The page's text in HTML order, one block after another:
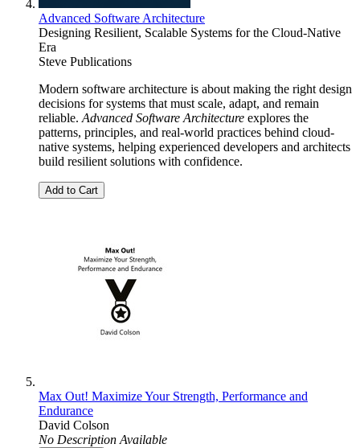
Advanced Software Architecture
Designing Resilient, Scalable Systems for the Cloud-Native
Era
Steve Publications
Modern software architecture is about making the right design
decisions for systems that must scale, adapt, and remain
reliable. Advanced Software Architecture explores the
patterns, principles, and real-world practices behind cloud-
native systems, helping experienced developers and architects
build resilient solutions with confidence.
Add to Cart
Max Out! Maximize Your Strength, Performance and
Endurance
David Colson
No Description Available